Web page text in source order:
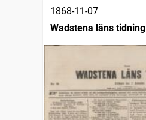
1868-11-07
Wadstena läns tidning